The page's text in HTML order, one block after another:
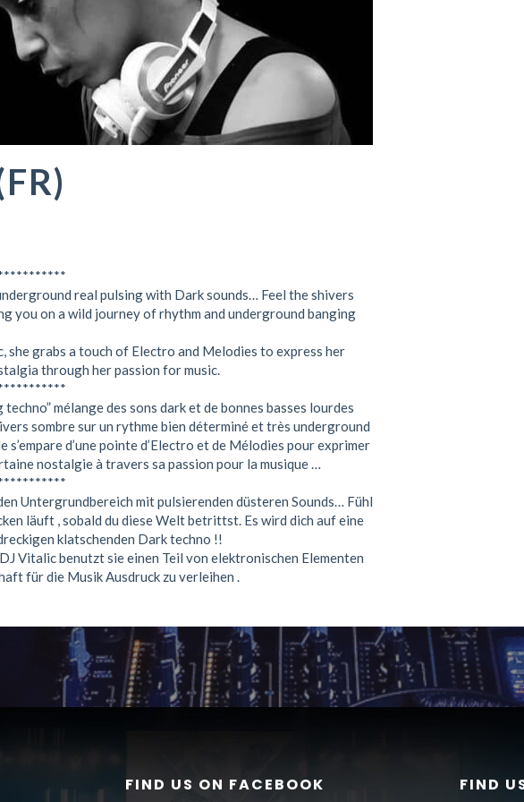
real pulsing with Dark sounds… Feel the shivers
you on a wild journey of rhythm and underground banging
she grabs a touch of Electro and Melodies to express her
through her passion for music.
mélange des sons dark et de bonnes basses lourdes
sombre sur un rythme bien déterminé et très underground
d’une pointe d’Electro et de Mélodies pour exprimer
nostalgie à travers sa passion pour la musique …
Untergrundbereich mit pulsierenden düsteren Sounds… Fühl
läuft , sobald du diese Welt betrittst. Es wird dich auf eine
klatschenden Dark techno !!
Vitalic benutzt sie einen Teil von elektronischen Elementen
für die Musik Ausdruck zu verleihen .
FIND US ON FACEBOOK FIND